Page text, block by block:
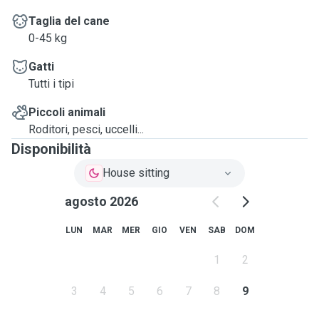
Taglia del cane
0-45 kg
Gatti
Tutti i tipi
Piccoli animali
Roditori, pesci, uccelli...
Disponibilità
House sitting
agosto 2026
LUN MAR MER GIO VEN SAB DOM
1 2
3 4 5 6 7 8 9